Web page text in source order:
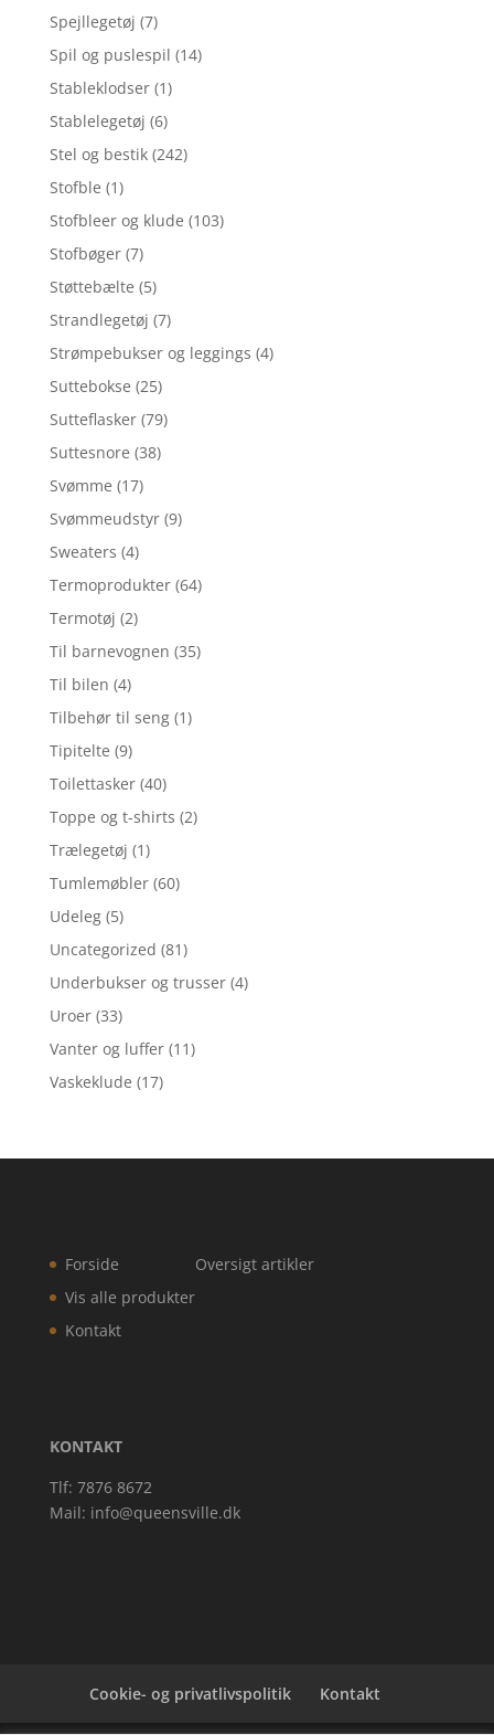
Spejllegetøj (7)
Spil og puslespil (14)
Stableklodser (1)
Stablelegetøj (6)
Stel og bestik (242)
Stofble (1)
Stofbleer og klude (103)
Stofbøger (7)
Støttebælte (5)
Strandlegetøj (7)
Strømpebukser og leggings (4)
Suttebokse (25)
Sutteflasker (79)
Suttesnore (38)
Svømme (17)
Svømmeudstyr (9)
Sweaters (4)
Termoprodukter (64)
Termotøj (2)
Til barnevognen (35)
Til bilen (4)
Tilbehør til seng (1)
Tipitelte (9)
Toilettasker (40)
Toppe og t-shirts (2)
Trælegetøj (1)
Tumlemøbler (60)
Udeleg (5)
Uncategorized (81)
Underbukser og trusser (4)
Uroer (33)
Vanter og luffer (11)
Vaskeklude (17)
Forside
Vis alle produkter
Kontakt
Oversigt artikler
KONTAKT
Tlf: 7876 8672
Mail: info@queensville.dk
Cookie- og privatlivspolitik Kontakt